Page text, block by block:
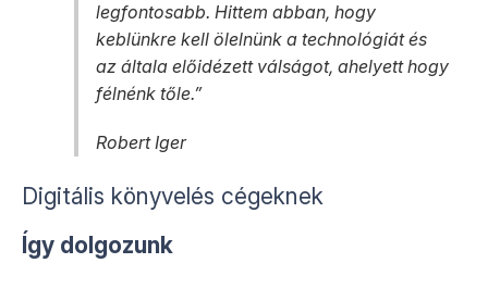
legfontosabb. Hittem abban, hogy
keblünkre kell ölelnünk a technológiát és
az általa előidézett válságot, ahelyett hogy
félnénk tőle.”
Robert Iger
Digitális könyvelés cégeknek
Így dolgozunk